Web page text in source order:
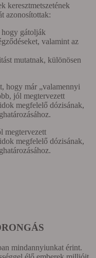
keresztmetszetének
azonosítottak:
gátolják
valamint az
mutatnak, különösen
hogy már „valamennyi
jól megtervezett
megfelelő dózisának,
megtervezett
megfelelő dózisának,
mindannyiunkat érint.